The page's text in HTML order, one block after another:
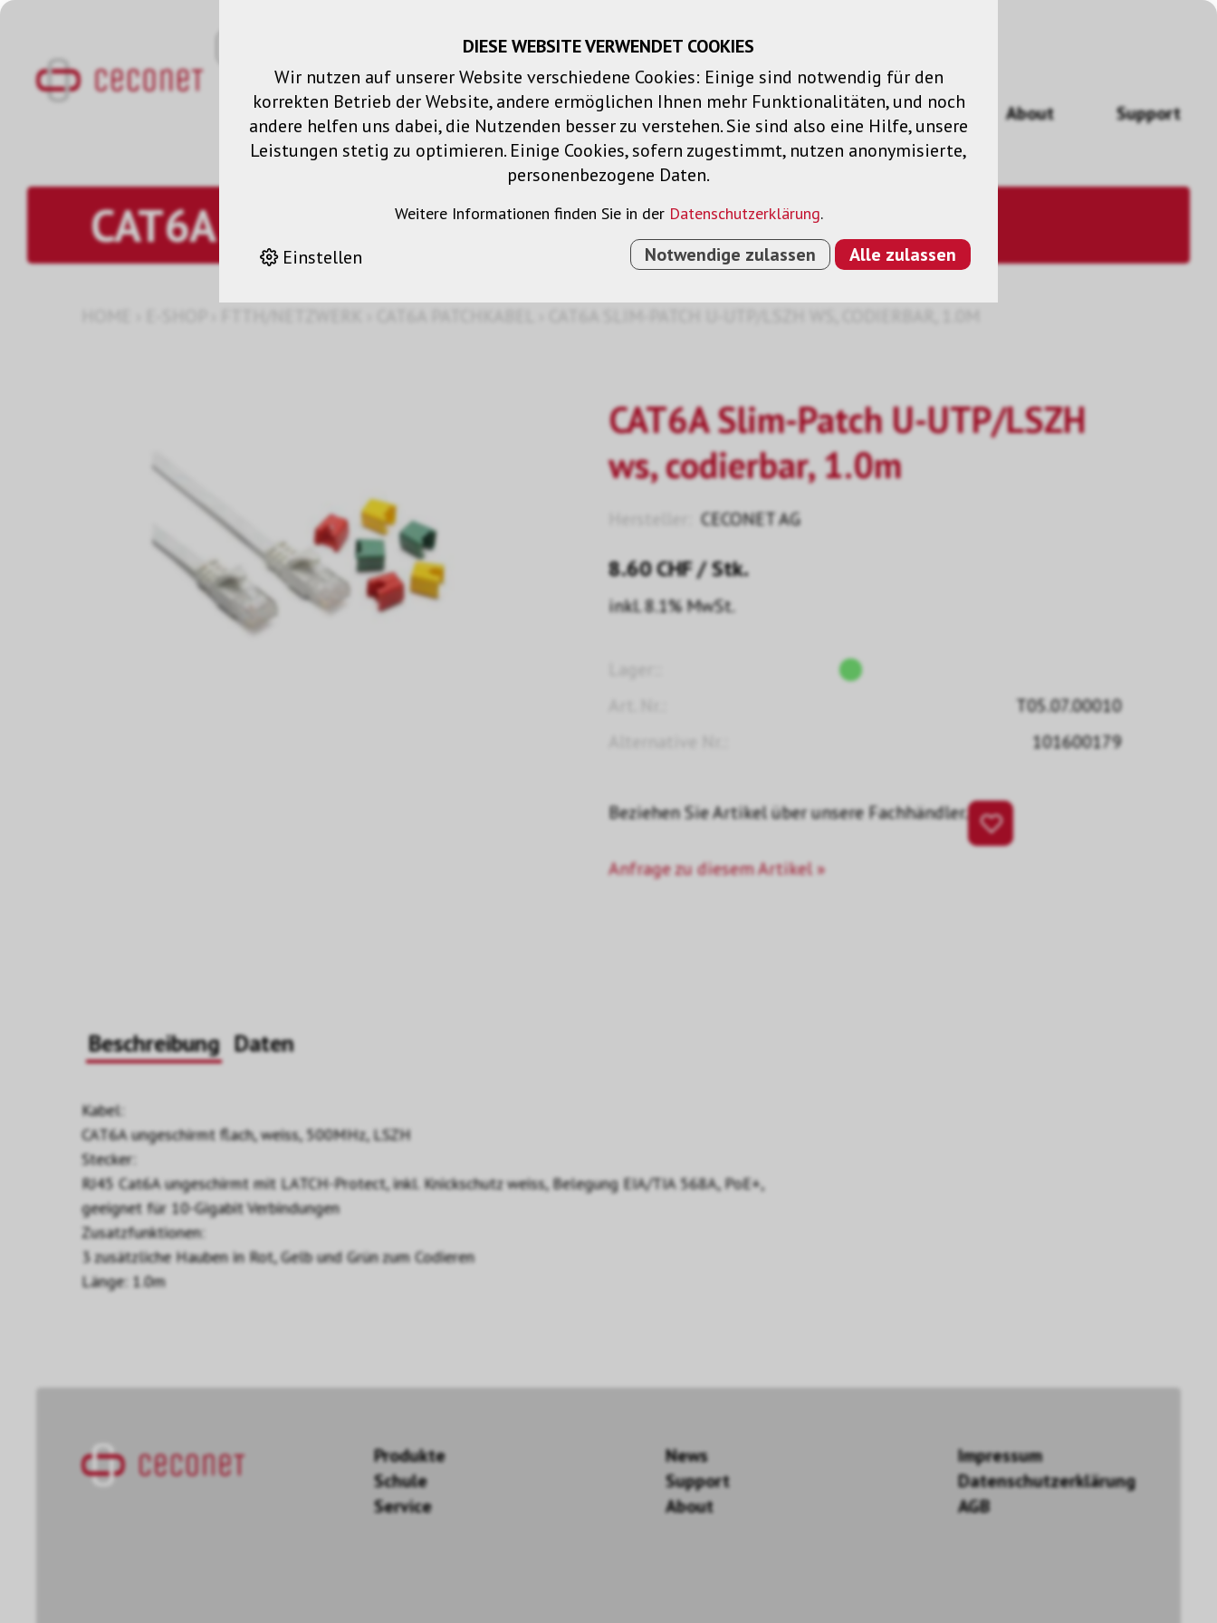
Warenkorb Merklisten Login
Produkte Lösungen Dienstleistungen News About Support
CAT6A Patchkabel
CAT6A Slim-Patch U-UTP/LSZH
ws, codierbar, 1.0m
CECONET AG
8.60CHF/ Stk.
inkl. 8.1% MwSt.
T05.07.00010
101600179
Beziehen Sie Artikel über unsere Fachhändler.
Anfrage zu diesem Artikel »
Beschreibung Daten
Kabel:
CAT6A ungeschirmt flach, weiss, 500MHz, LSZH
Stecker:
RJ45 Cat6A ungeschirmt mit LATCH-Protect, inkl. Knickschutz weiss, Belegung EIA/TIA 568A, PoE+,
geeignet für 10-Gigabit Verbindungen
Zusatzfunktionen:
3 zusätzliche Hauben in Rot, Gelb und Grün zum Codieren
Länge: 1.0m
Produkte
Schule
Service
News
Support
About
Impressum
Datenschutzerklärung
AGB
DIESE WEBSITE VERWENDET COOKIES
Wir nutzen auf unserer Website verschiedene Cookies: Einige sind notwendig für den
korrekten Betrieb der Website, andere ermöglichen Ihnen mehr Funktionalitäten, und noch
andere helfen uns dabei, die Nutzenden besser zu verstehen. Sie sind also eine Hilfe, unsere
Leistungen stetig zu optimieren. Einige Cookies, sofern zugestimmt, nutzen anonymisierte,
personenbezogene Daten.
Weitere Informationen finden Sie in der Datenschutzerklärung.
Einstellen Notwendige zulassen Alle zulassen